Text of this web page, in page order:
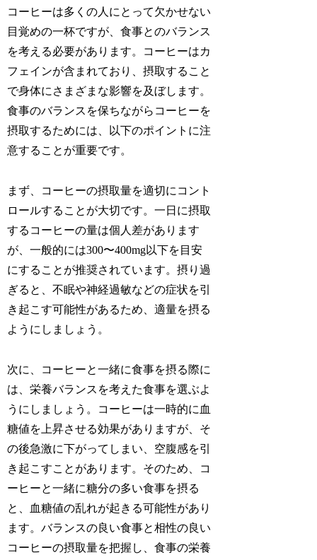
コーヒーは多くの人にとって欠かせない
目覚めの一杯ですが、食事とのバランス
を考える必要があります。コーヒーはカ
フェインが含まれており、摂取すること
で身体にさまざまな影響を及ぼします。
食事のバランスを保ちながらコーヒーを
摂取するためには、以下のポイントに注
意することが重要です。
まず、コーヒーの摂取量を適切にコント
ロールすることが大切です。一日に摂取
するコーヒーの量は個人差があります
が、一般的には300〜400mg以下を目安
にすることが推奨されています。摂り過
ぎると、不眠や神経過敏などの症状を引
き起こす可能性があるため、適量を摂る
ようにしましょう。
次に、コーヒーと一緒に食事を摂る際に
は、栄養バランスを考えた食事を選ぶよ
うにしましょう。コーヒーは一時的に血
糖値を上昇させる効果がありますが、そ
の後急激に下がってしまい、空腹感を引
き起こすことがあります。そのため、コ
ーヒーと一緒に糖分の多い食事を摂る
と、血糖値の乱れが起きる可能性があり
ます。バランスの良い食事と相性の良い
コーヒーの摂取量を把握し、食事の栄養